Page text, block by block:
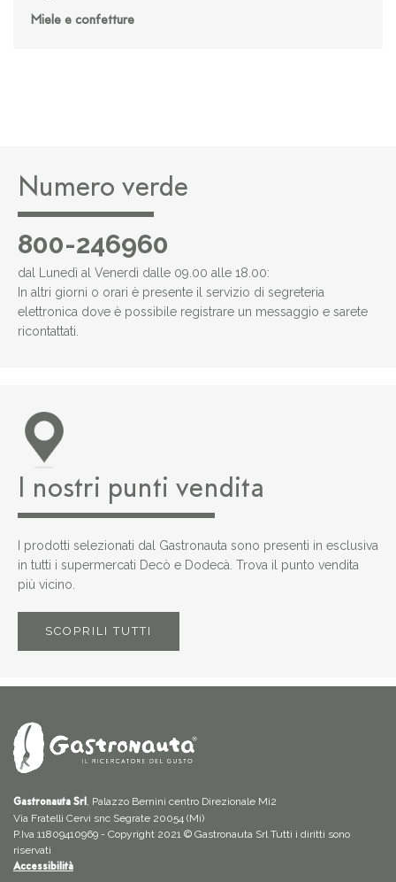
Miele e confetture
Numero verde
800-246960
dal Lunedì al Venerdì dalle 09.00 alle 18.00:
In altri giorni o orari è presente il servizio di segreteria
elettronica dove è possibile registrare un messaggio e sarete
ricontattati.
I nostri punti vendita
I prodotti selezionati dal Gastronauta sono presenti in esclusiva
in tutti i supermercati Decò e Dodecà. Trova il punto vendita
più vicino.
SCOPRILI TUTTI
Gastronauta Srl, Palazzo Bernini centro Direzionale Mi2
Via Fratelli Cervi snc Segrate 20054 (Mi)
P.Iva 11809410969 - Copyright 2021 © Gastronauta Srl Tutti i diritti sono
riservati
Accessibilità